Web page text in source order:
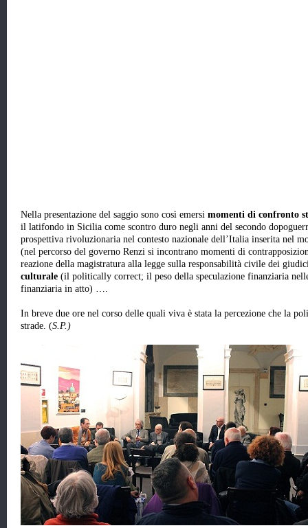
Nella presentazione del saggio sono così emersi momenti di confronto
il latifondo in Sicilia come scontro duro negli anni del secondo
prospettiva rivoluzionaria nel contesto nazionale dell’Italia inserita nel
(nel percorso del governo Renzi si incontrano momenti di
reazione della magistratura alla legge sulla responsabilità civile dei
culturale (il politically correct; il peso della speculazione finanziaria
finanziaria in atto) ….
In breve due ore nel corso delle quali viva è stata la percezione che la
strade. (S.P.)